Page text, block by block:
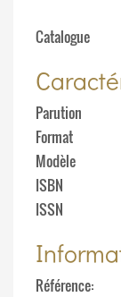
Catalogue
Parution
Format
Modèle
ISBN
ISSN
Référence